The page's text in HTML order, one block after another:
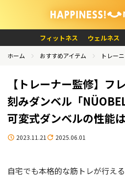
フィットネス ウェルネス
ホーム おすすめアイテム トレー
【トレーナー監修】フ
刻みダンベル「
可変式ダンベルの性能
2023.11.21 2025.06.01
自宅でも本格的な筋トレが行え